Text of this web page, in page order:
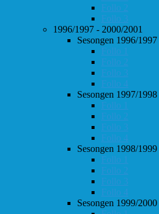
Follo 2
Follo 3
1996/1997 - 2000/2001
Sesongen 1996/1997
Follo 1
Follo 2
Follo 3
Follo 4
Sesongen 1997/1998
Follo 1
Follo 2
Follo 3
Follo 4
Sesongen 1998/1999
Follo 1
Follo 2
Follo 3
Follo 4
Sesongen 1999/2000